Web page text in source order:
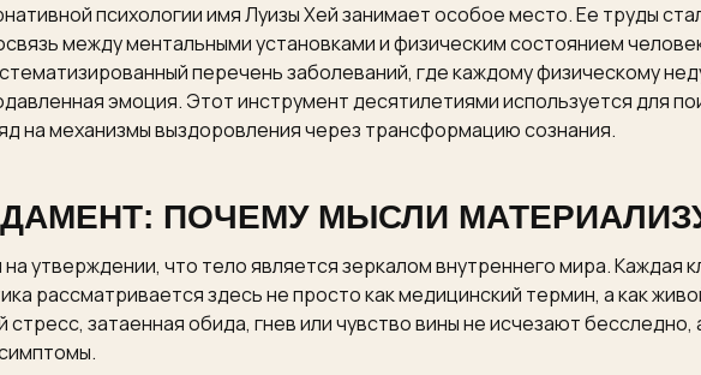
психологии имя Луизы Хей занимает особое место. Ее труды
между ментальными установками и физическим состоянием
перечень заболеваний, где каждому физическому
эмоция. Этот инструмент десятилетиями используется для
на механизмы выздоровления через трансформацию сознания.
ПОЧЕМУ МЫСЛИ
утверждении, что тело является зеркалом внутреннего мира. Каждая
рассматривается здесь не просто как медицинский термин, а как
затаенная обида, гнев или чувство вины не исчезают бесследно,